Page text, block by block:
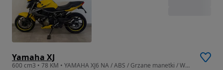
Yamaha XJ
600 cm3 • 78 KM • YAMAHA XJ6 NA / ABS / Grzane manetki / Wydech Scorpion / FV 23%